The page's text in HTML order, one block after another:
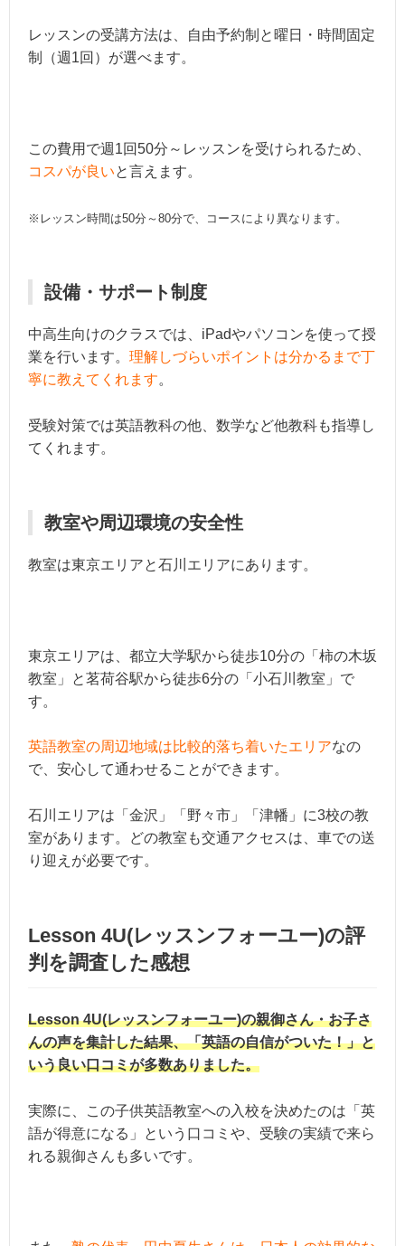
レッスンの受講方法は、自由予約制と曜日・時間固定
制（週1回）が選べます。
この費用で週1回50分～レッスンを受けられるため、
コスパが良いと言えます。
※レッスン時間は50分～80分で、コースにより異なります。
設備・サポート制度
中高生向けのクラスでは、iPadやパソコンを使って授
業を行います。 理解しづらいポイントは分かるまで丁
寧に教えてくれます。
受験対策では英語教科の他、数学など他教科も指導し
てくれます。
教室や周辺環境の安全性
教室は東京エリアと石川エリアにあります。
東京エリアは、都立大学駅から徒歩10分の「柿の木坂
教室」と茗荷谷駅から徒歩6分の「小石川教室」で
す。
英語教室の周辺地域は比較的落ち着いたエリアなの
で、安心して通わせることができます。
石川エリアは「金沢」「野々市」「津幡」に3校の教
室があります。どの教室も交通アクセスは、車での送
り迎えが必要です。
Lesson 4U(レッスンフォーユー)の評
判を調査した感想
Lesson 4U(レッスンフォーユー)の親御さん・お子さ
んの声を集計した結果、「英語の自信がついた！」と
いう良い口コミが多数ありました。
実際に、この子供英語教室への入校を決めたのは「英
語が得意になる」という口コミや、受験の実績で来ら
れる親御さんも多いです。